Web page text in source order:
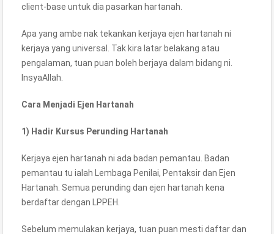
client-base untuk dia pasarkan hartanah.
Apa yang ambe nak tekankan kerjaya ejen hartanah ni
kerjaya yang universal. Tak kira latar belakang atau
pengalaman, tuan puan boleh berjaya dalam bidang ni.
InsyaAllah.
Cara Menjadi Ejen Hartanah
1) Hadir Kursus Perunding Hartanah
Kerjaya ejen hartanah ni ada badan pemantau. Badan
pemantau tu ialah Lembaga Penilai, Pentaksir dan Ejen
Hartanah. Semua perunding dan ejen hartanah kena
berdaftar dengan LPPEH.
Sebelum memulakan kerjaya, tuan puan mesti daftar dan